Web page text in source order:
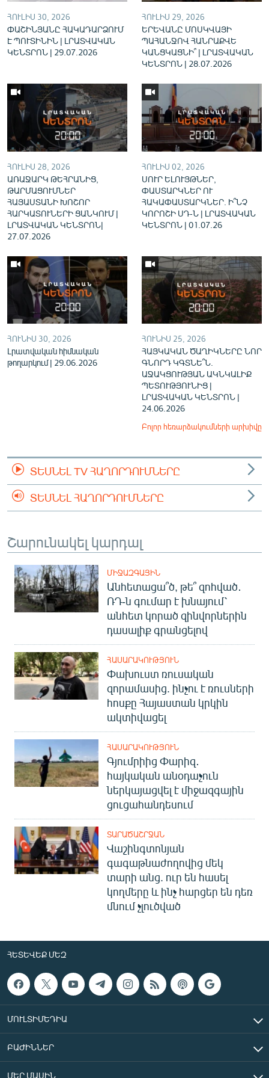
Русский
«Ազատության» բոլոր կայքերը
ՀՈՒԼԻՍ 30, 2026
ՓԱՇԻՆՅԱՆԸ ՀԱԿԱԴԱՐՁՈՒՄ
Է ՊՈՒՏԻՆԻՆ | ԼՐԱՏՎԱԿԱՆ
ԿԵՆՏՐՈՆ | 29.07.2026
ՀՈՒԼԻՍ 29, 2026
ԵՐԵՎԱՆԸ ՄՈՍԿՎԱՅԻ
ՊԱՀԱՆՋՈՎ ՀԱՆՐԱՔՎԵ
ԿԱՆՑԿԱՑՆԻ՞ | ԼՐԱՏՎԱԿԱՆ
ԿԵՆՏՐՈՆ | 28.07.2026
ՀՈՒԼԻՍ 28, 2026
ԱՌԱՋԱՐԿ ԹԵՀՐԱՆԻՑ,
ԹԱՐՄԱՑՈՒՄՆԵՐ
ՀԱՅԱՍՏԱՆԻ ԽՈՇՈՐ
ՀԱՐԿԱՏՈՒՆԵՐԻ ՑԱՆԿՈՒՄ |
ԼՐԱՏՎԱԿԱՆ ԿԵՆՏՐՈՆ|
27.07.2026
ՀՈՒԼԻՍ 02, 2026
ՍՈՒՐ ԵԼՈՒՅԹՆԵՐ,
ՓԱՍՏԱՐԿՆԵՐ ՈՒ
ՀԱԿԱՓԱՍՏԱՐԿՆԵՐ. Ի՞ՆՉ
ԿՈՐՈՇԻ ՍԴ-Ն | ԼՐԱՏՎԱԿԱՆ
ԿԵՆՏՐՈՆ | 01.07.26
ՀՈՒՆԻՍ 30, 2026
Լրատվական հիմնական
թողարկում | 29.06.2026
ՀՈՒՆԻՍ 25, 2026
ՀԱՅԿԱԿԱՆ ԾԱՂԻԿՆԵՐԸ ՆՈՐ
ԳՆՈՐԴ ԿԳՏՆԵ՞Ն.
ԱՋԱԿՑՈՒԹՅԱՆ ԱԿՆԿԱԼԻՔ
ՊԵՏՈՒԹՅՈՒՆԻՑ |
ԼՐԱՏՎԱԿԱՆ ԿԵՆՏՐՈՆ |
24.06.2026
Բոլոր հեռարձակումների արխիվը
ՏԵՍՆԵԼ TV ՀԱՂՈՐԴՈՒՄՆԵՐԸ
ՏԵՍՆԵԼ ՀԱՂՈՐԴՈՒՄՆԵՐԸ
Շարունակել կարդալ
ՄԻՋԱԶԳԱՅԻՆ
Անհետացա՞ծ, թե՞ զոհված․
ՌԴ-ն գումար է խնայում՝
անհետ կորած զինվորներին
դասալիք գրանցելով
ՀԱՍԱՐԱԿՈՒԹՅՈՒՆ
Փախուստ ռուսական
զորամասից. ինչու է ռուսների
հոսքը Հայաստան կրկին
ակտիվացել
ՀԱՍԱՐԱԿՈՒԹՅՈՒՆ
Գյումրիից Փարիզ․
հայկական անօդաչուն
ներկայացվել է միջազգային
ցուցահանդեսում
ՏԱՐԱԾԱՇՐՋԱՆ
Վաշինգտոնյան
գագաթնաժողովից մեկ
տարի անց. ուր են հասել
կողմերը և ինչ հարցեր են դեռ
մնում չլուծված
ՀԵՏԵՎԵՔ ՄԵԶ
ՄՈՒԼՏԻՄԵԴԻԱ
ԲԱԺԻՆՆԵՐ
ՄԵՐ ՄԱՍԻՆ